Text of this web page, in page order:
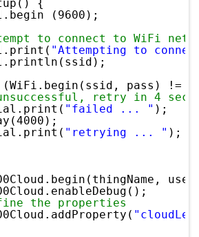
{
(9600);
to connect to WiFi
"Attempting to
(WiFi.begin(ssid, pass) !=
retry in 4
"failed ... " );
"retrying ... " );
the properties